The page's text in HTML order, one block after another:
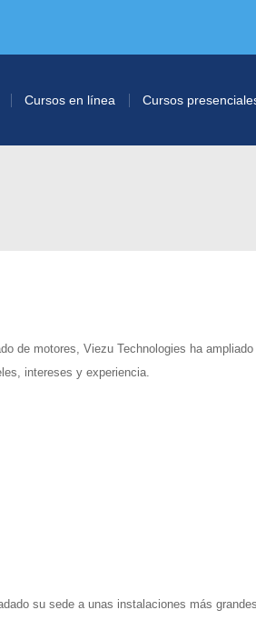
Cursos en línea Cursos
de motores, Viezu Technologies ha
intereses y experiencia.
su sede a unas instalaciones más